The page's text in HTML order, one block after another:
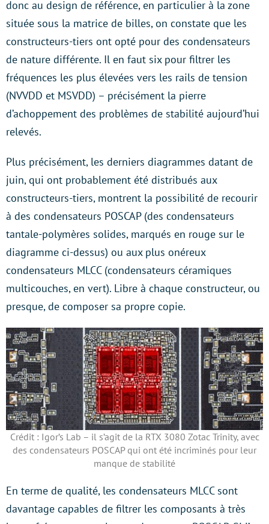
donc au design de référence, en particulier à la zone
située sous la matrice de billes, on constate que les
constructeurs-tiers ont opté pour des condensateurs
de nature différente. Il en faut six pour filtrer les
fréquences les plus élevées vers les rails de tension
(NVVDD et MSVDD) – précisément la pierre
d’achoppement des problèmes de stabilité aujourd’hui
relevés.
Plus précisément, les derniers diagrammes datant de
juin, qui ont probablement été distribués aux
constructeurs-tiers, montrent la possibilité de recourir
à des condensateurs POSCAP (des condensateurs
tantale-polymères solides, marqués en rouge sur le
diagramme ci-dessus) ou aux plus onéreux
condensateurs MLCC (condensateurs céramiques
multicouches, en vert). Libre à chaque constructeur, ou
presque, de composer sa propre copie.
Crédit : Igor’s Lab – il s’agit de la RTX 3080 Zotac Trinity, avec
des condensateurs POSCAP qui ont été incriminés pour leur
manque de stabilité
En terme de qualité, les condensateurs MLCC sont
davantage capables de filtrer les composants à très